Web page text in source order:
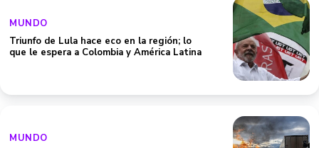
MUNDO
Triunfo de Lula hace eco en la región; lo
que le espera a Colombia y América Latina
MUNDO